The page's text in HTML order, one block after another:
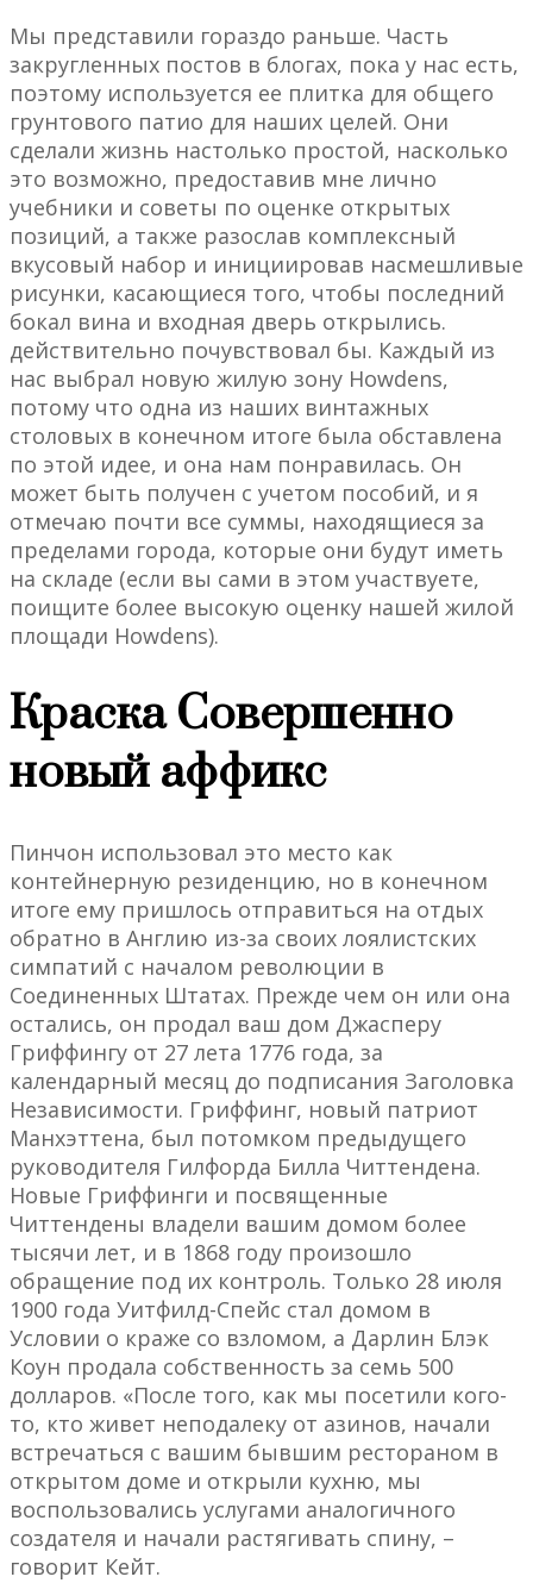
Мы представили гораздо раньше. Часть
закругленных постов в блогах, пока у нас есть,
поэтому используется ее плитка для общего
грунтового патио для наших целей. Они
сделали жизнь настолько простой, насколько
это возможно, предоставив мне лично
учебники и советы по оценке открытых
позиций, а также разослав комплексный
вкусовый набор и инициировав насмешливые
рисунки, касающиеся того, чтобы последний
бокал вина и входная дверь открылись.
действительно почувствовал бы. Каждый из
нас выбрал новую жилую зону Howdens,
потому что одна из наших винтажных
столовых в конечном итоге была обставлена ​​
по этой идее, и она нам понравилась. Он
может быть получен с учетом пособий, и я
отмечаю почти все суммы, находящиеся за
пределами города, которые они будут иметь
на складе (если вы сами в этом участвуете,
поищите более высокую оценку нашей жилой
площади Howdens).
Краска Совершенно
новый аффикс
Пинчон использовал это место как
контейнерную резиденцию, но в конечном
итоге ему пришлось отправиться на отдых
обратно в Англию из-за своих лоялистских
симпатий с началом революции в
Соединенных Штатах. Прежде чем он или она
остались, он продал ваш дом Джасперу
Гриффингу от 27 лета 1776 года, за
календарный месяц до подписания Заголовка
Независимости. Гриффинг, новый патриот
Манхэттена, был потомком предыдущего
руководителя Гилфорда Билла Читтендена.
Новые Гриффинги и посвященные
Читтендены владели вашим домом более
тысячи лет, и в 1868 году произошло
обращение под их контроль. Только 28 июля
1900 года Уитфилд-Спейс стал домом в
Условии о краже со взломом, а Дарлин Блэк
Коун продала собственность за семь 500
долларов. «После того, как мы посетили кого-
то, кто живет неподалеку от азинов, начали
встречаться с вашим бывшим рестораном в
открытом доме и открыли кухню, мы
воспользовались услугами аналогичного
создателя и начали растягивать спину, –
говорит Кейт.